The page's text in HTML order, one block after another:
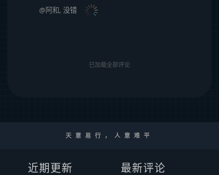
@阿和,没错
已加载全部评论
天意易行，人意难平
近期更新 最新评论